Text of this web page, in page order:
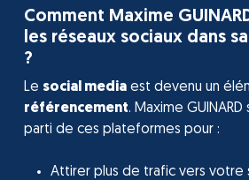
Comment Maxime
les réseaux sociaux dans
?
Le social mediaest devenu un
référencement. Maxime
parti de ces plateformes pour :
Attirer plus de trafic vers votre